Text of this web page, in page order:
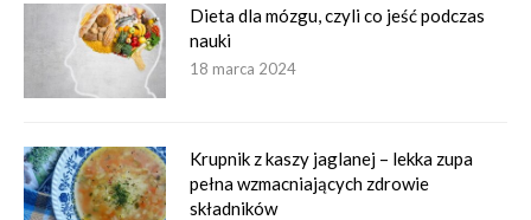
Dieta dla mózgu, czyli co jeść podczas
nauki
18 marca 2024
Krupnik z kaszy jaglanej – lekka zupa
pełna wzmacniających zdrowie
składników